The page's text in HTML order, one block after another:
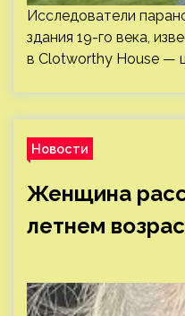
Исследователи
здания 19-го века,
в Clotworthy House —
Новости
Женщина
летнем